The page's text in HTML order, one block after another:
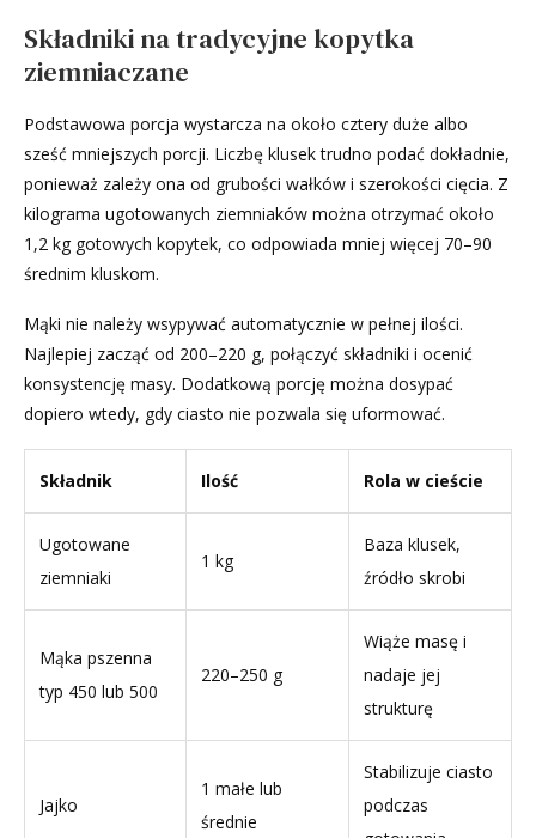
Składniki na tradycyjne kopytka
ziemniaczane
Podstawowa porcja wystarcza na około cztery duże albo
sześć mniejszych porcji. Liczbę klusek trudno podać dokładnie,
ponieważ zależy ona od grubości wałków i szerokości cięcia. Z
kilograma ugotowanych ziemniaków można otrzymać około
1,2 kg gotowych kopytek, co odpowiada mniej więcej 70–90
średnim kluskom.
Mąki nie należy wsypywać automatycznie w pełnej ilości.
Najlepiej zacząć od 200–220 g, połączyć składniki i ocenić
konsystencję masy. Dodatkową porcję można dosypać
dopiero wtedy, gdy ciasto nie pozwala się uformować.
Składnik Ilość Rola w cieście
Ugotowane
ziemniaki
1 kg
Baza klusek,
źródło skrobi
Mąka pszenna
typ 450 lub 500
220–250 g
Wiąże masę i
nadaje jej
strukturę
Jajko
1 małe lub
średnie
Stabilizuje ciasto
podczas